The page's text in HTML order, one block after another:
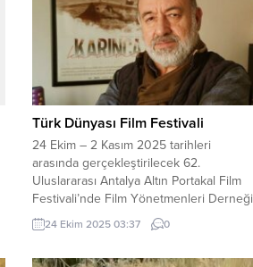
Türk Dünyası Film Festivali
24 Ekim – 2 Kasım 2025 tarihleri
arasında gerçekleştirilecek 62.
Uluslararası Antalya Altın Portakal Film
Festivali’nde Film Yönetmenleri Derneği
(FİLM-YÖN) Jürisi’nde bu yıl Nazif Tunç,
Seçkin Yaşar ve Serdar Akar yer alıyor.
24 Ekim 2025 03:37 0